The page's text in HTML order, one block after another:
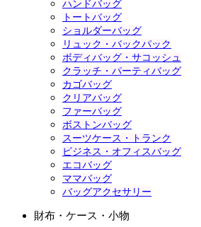
ハンドバッグ
トートバッグ
ショルダーバッグ
リュック・バックパック
ボディバッグ・サコッシュ
クラッチ・パーティバッグ
カゴバッグ
クリアバッグ
ファーバッグ
ボストンバッグ
スーツケース・トランク
ビジネス・オフィスバッグ
エコバッグ
ママバッグ
バッグアクセサリー
財布・ケース・小物